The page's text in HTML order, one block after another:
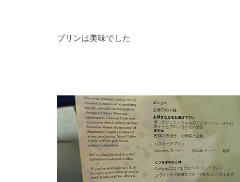
プリンは美味でした